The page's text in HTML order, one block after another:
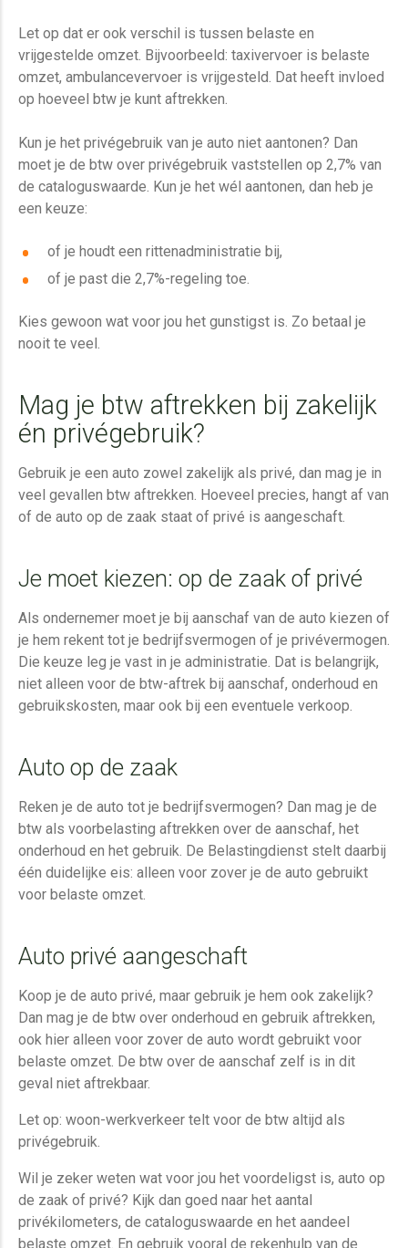
Let op dat er ook verschil is tussen belaste en
vrijgestelde omzet. Bijvoorbeeld: taxivervoer is belaste
omzet, ambulancevervoer is vrijgesteld. Dat heeft invloed
op hoeveel btw je kunt aftrekken.
Kun je het privégebruik van je auto niet aantonen? Dan
moet je de btw over privégebruik vaststellen op 2,7% van
de cataloguswaarde. Kun je het wél aantonen, dan heb je
een keuze:
of je houdt een rittenadministratie bij,
of je past die 2,7%-regeling toe.
Kies gewoon wat voor jou het gunstigst is. Zo betaal je
nooit te veel.
Mag je btw aftrekken bij zakelijk
én privégebruik?
Gebruik je een auto zowel zakelijk als privé, dan mag je in
veel gevallen btw aftrekken. Hoeveel precies, hangt af van
of de auto op de zaak staat of privé is aangeschaft.
Je moet kiezen: op de zaak of privé
Als ondernemer moet je bij aanschaf van de auto kiezen of
je hem rekent tot je bedrijfsvermogen of je privévermogen.
Die keuze leg je vast in je administratie. Dat is belangrijk,
niet alleen voor de btw-aftrek bij aanschaf, onderhoud en
gebruikskosten, maar ook bij een eventuele verkoop.
Auto op de zaak
Reken je de auto tot je bedrijfsvermogen? Dan mag je de
btw als voorbelasting aftrekken over de aanschaf, het
onderhoud en het gebruik. De Belastingdienst stelt daarbij
één duidelijke eis: alleen voor zover je de auto gebruikt
voor belaste omzet.
Auto privé aangeschaft
Koop je de auto privé, maar gebruik je hem ook zakelijk?
Dan mag je de btw over onderhoud en gebruik aftrekken,
ook hier al leen voor zover de auto wordt gebruikt voor
belaste omzet. De btw over de aanschaf zelf is in dit
geval niet aftrekbaar.
Let op: woon-werkverkeer telt voor de btw altijd als
privégebruik.
Wil je zeker weten wat voor jou het voordeligst is, auto op
de zaak of privé? Kijk dan goed naar het aantal
privékilometers, de cataloguswaarde en het aandeel
belaste omzet. En gebruik vooral de rekenhulp van de